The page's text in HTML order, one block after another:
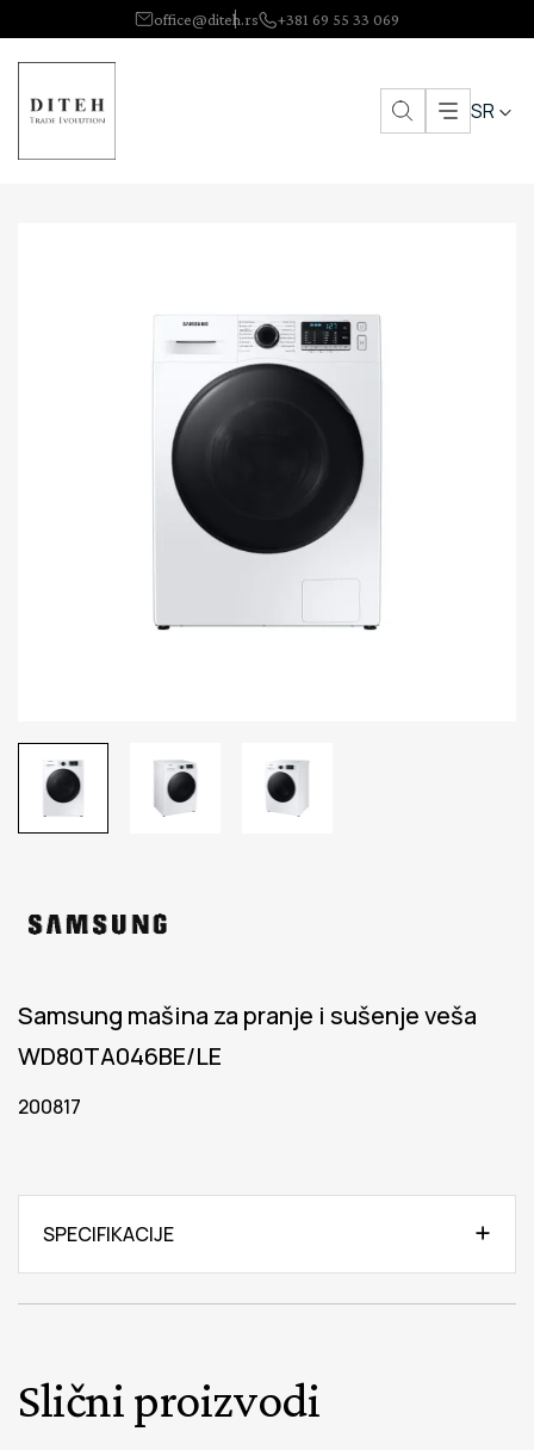
office@diteh.rs +381 69 55 33 069
SR
Samsung mašina za pranje i sušenje veša
WD80TA046BE/LE
200817
SPECIFIKACIJE
Slični proizvodi